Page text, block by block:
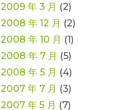
2009 年 3 月 (2)
2008 年 12 月 (2)
2008 年 10 月 (1)
2008 年 7 月 (5)
2008 年 5 月 (4)
2007 年 7 月 (3)
2007 年 5 月 (7)